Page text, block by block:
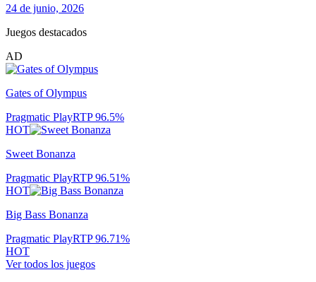
24 de junio, 2026
Juegos destacados
AD
Gates of Olympus
Pragmatic PlayRTP96.5%
HOT
Sweet Bonanza
Pragmatic PlayRTP96.51%
HOT
Big Bass Bonanza
Pragmatic PlayRTP96.71%
HOT
Ver todos los juegos